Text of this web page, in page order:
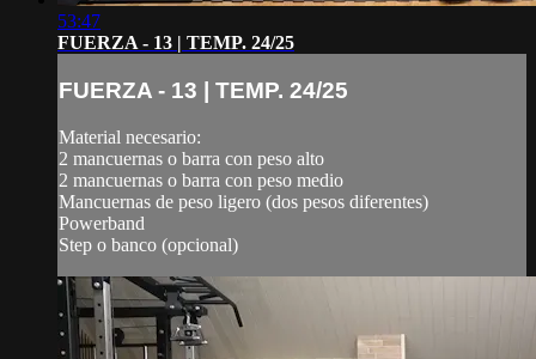
53:47
FUERZA - 13 | TEMP. 24/25
FUERZA - 13 | TEMP. 24/25
Material necesario:
2 mancuernas o barra con peso alto
2 mancuernas o barra con peso medio
Mancuernas de peso ligero (dos pesos diferentes)
Powerband
Step o banco (opcional)